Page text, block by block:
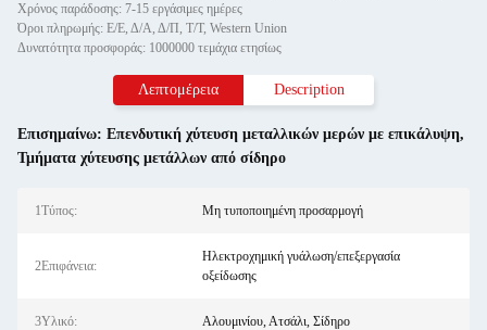
Χρόνος παράδοσης: 7-15 εργάσιμες ημέρες
Όροι πληρωμής: Ε/Ε, Δ/Α, Δ/Π, Τ/Τ, Western Union
Δυνατότητα προσφοράς: 1000000 τεμάχια ετησίως
Λεπτομέρεια Description
Επισημαίνω: Επενδυτική χύτευση μεταλλικών μερών με επικάλυψη,
Τμήματα χύτευσης μετάλλων από σίδηρο
1Τύπος: Μη τυποποιημένη προσαρμογή
2Επιφάνεια:
Ηλεκτροχημική γυάλωση/επεξεργασία
οξείδωσης
3Υλικό: Αλουμινίου, Ατσάλι, Σίδηρο